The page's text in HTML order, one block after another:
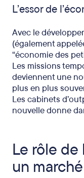
L’essor de
Avec le
(également
“économie des
Les missions
deviennent une
plus en plus
Les cabinets
nouvelle donne
Le rôle de
un